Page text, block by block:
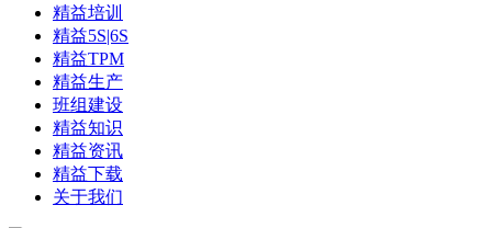
精益培训
精益5S|6S
精益TPM
精益生产
班组建设
精益知识
精益资讯
精益下载
关于我们